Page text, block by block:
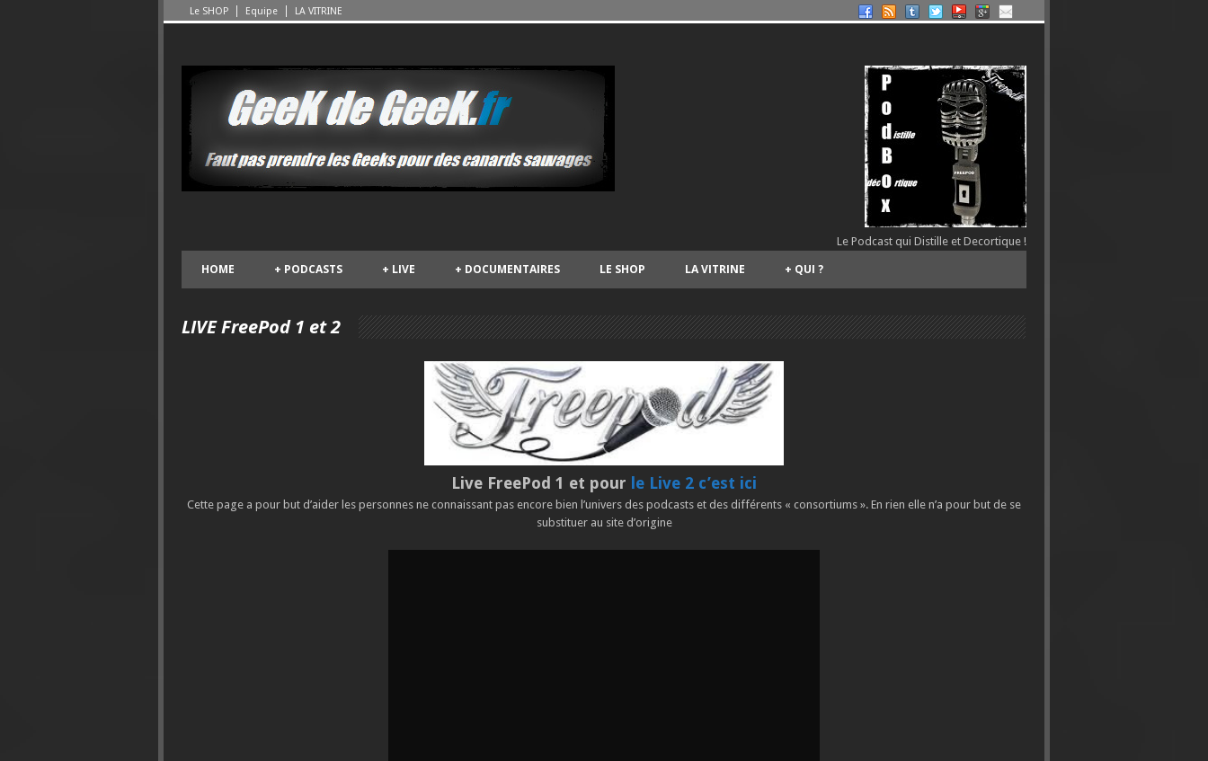
Le SHOP Equipe LA VITRINE
Le Podcast qui Distille et Decortique !
HOME PODCASTS
+ LIVE
+ DOCUMENTAIRES
+ LE SHOP LA VITRINE QUI ?
+
LIVE FreePod 1 et 2
Live FreePod 1 et pour le Live 2 c’est ici
Cette page a pour but d’aider les personnes ne connaissant pas encore bien l’univers des podcasts et des différents « consortiums ». En rien elle n’a pour but de se
substituer au site d’origine